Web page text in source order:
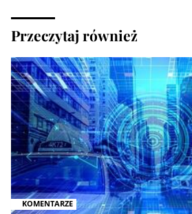
Przeczytaj również
KOMENTARZE